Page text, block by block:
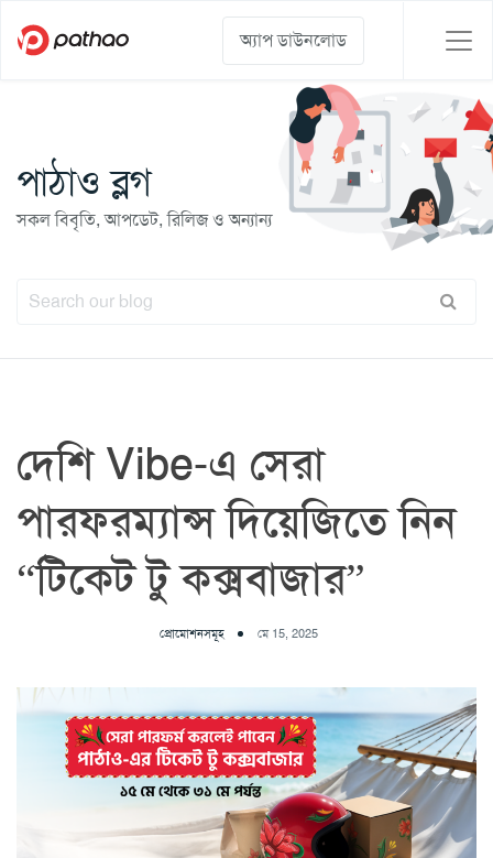
অ্যাপ ডাউনলোড
পাঠাও ব্লগ
সকল বিবৃতি, আপডেট, রিলিজ ও অন্যান্য
দেশি Vibe-এ সেরা
পারফরম্যান্স দিয়েজিতে নিন
“টিকেট টু কক্সবাজার”
প্রোমোশনসমূহ মে 15, 2025